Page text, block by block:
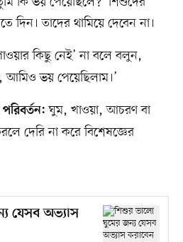
তাদের থামিয়ে দেবেন না।
কিছু নেই’ না বলে বলুন,
ভয় পেয়েছিলাম।’
ঘুম, খাওয়া, আচরণ বা
দেরি না করে বিশেষজ্ঞের
যেসব অভ্যাস